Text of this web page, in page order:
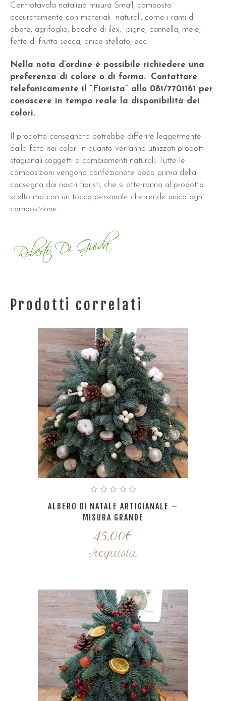
Centrotavola natalizio misura Small, composto
accuratamente con materiali naturali, come i rami di
abete, agrifoglio, bacche di ilex, pigne, cannella, mele,
fette di frutta secca, anice stellato, ecc.
Nella nota d’ordine è possibile richiedere una
preferenza di colore o di forma.
Contattare
telefonicamente il “Fiorista” allo 081/7701161 per
conoscere in tempo reale la disponibilità dei
colori.
Il prodotto consegnato potrebbe differire leggermente
dalla foto nei colori in quanto verranno utilizzati prodotti
stagionali soggetti a cambiamenti naturali. Tutte le
composizioni vengono confezionate poco prima della
consegna dai nostri fioristi, che si atterranno al prodotto
scelto ma con un tocco personale che rende unica ogni
composizione.
Prodotti correlati
ALBERO DI NATALE ARTIGIANALE –
MISURA GRANDE
45,00€
Acquista